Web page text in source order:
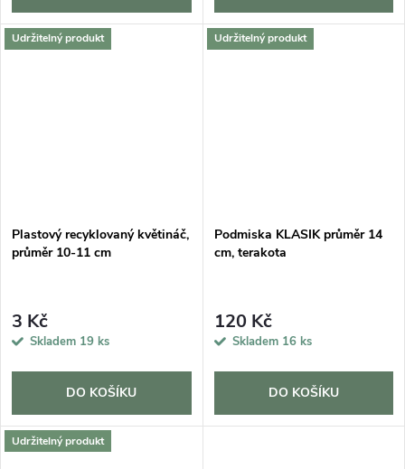
Udržitelný produkt
Plastový recyklovaný květináč,
průměr 10-11 cm
3 Kč
Skladem 19 ks
DO KOŠÍKU
Udržitelný produkt
Podmiska KLASIK průměr 14
cm, terakota
120 Kč
Skladem 16 ks
DO KOŠÍKU
Udržitelný produkt